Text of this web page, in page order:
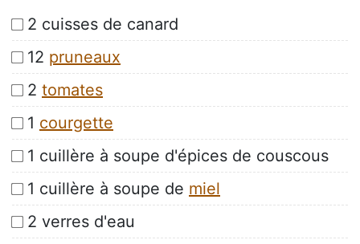
2 cuisses de canard
12 pruneaux
2 tomates
1 courgette
1 cuillère à soupe d'épices de couscous
1 cuillère à soupe de miel
2 verres d'eau